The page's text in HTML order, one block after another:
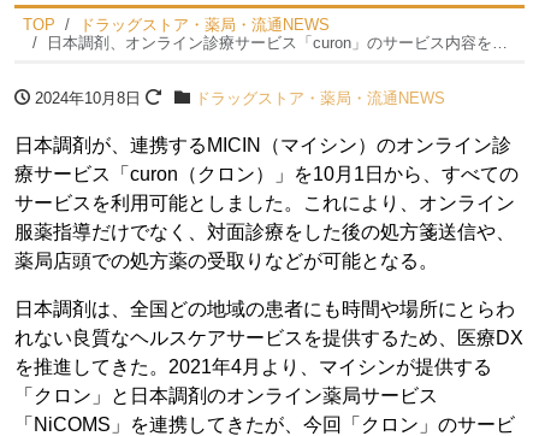
TOP
ドラッグストア・薬局・流通NEWS
日本調剤、オンライン診療サービス「curon」のサービス内容を拡大
2024年10月8日 ドラッグストア・薬局・流通NEWS
日本調剤が、連携するMICIN（マイシン）のオンライン診
療サービス「curon（クロン）」を10月1日から、すべての
サービスを利用可能としました。これにより、オンライン
服薬指導だけでなく、対面診療をした後の処方箋送信や、
薬局店頭での処方薬の受取りなどが可能となる。
日本調剤は、全国どの地域の患者にも時間や場所にとらわ
れない良質なヘルスケアサービスを提供するため、医療DX
を推進してきた。2021年4月より、マイシンが提供する
「クロン」と日本調剤のオンライン薬局サービス
「NiCOMS」を連携してきたが、今回「クロン」のサービ